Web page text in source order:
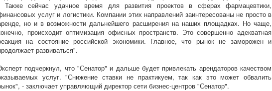
Также сейчас удачное время для развития проектов в сферах фармацевтики,
услуг и логистики. Компании этих направлений заинтересованы не просто в
но и в возможности дальнейшего расширения на наших площадках. Но чаще,
происходит оптимизация офисных пространств. Это совершенно адекватная
на состояние российской экономики. Главное, что рынок не заморожен и
развиваться".
подчеркнул, что "Сенатор" и дальше будет привлекать арендаторов качеством
услуг. "Снижение ставки не практикуем, так как это может обвалить
- заключает управляющий директор сети бизнес-центров "Сенатор".